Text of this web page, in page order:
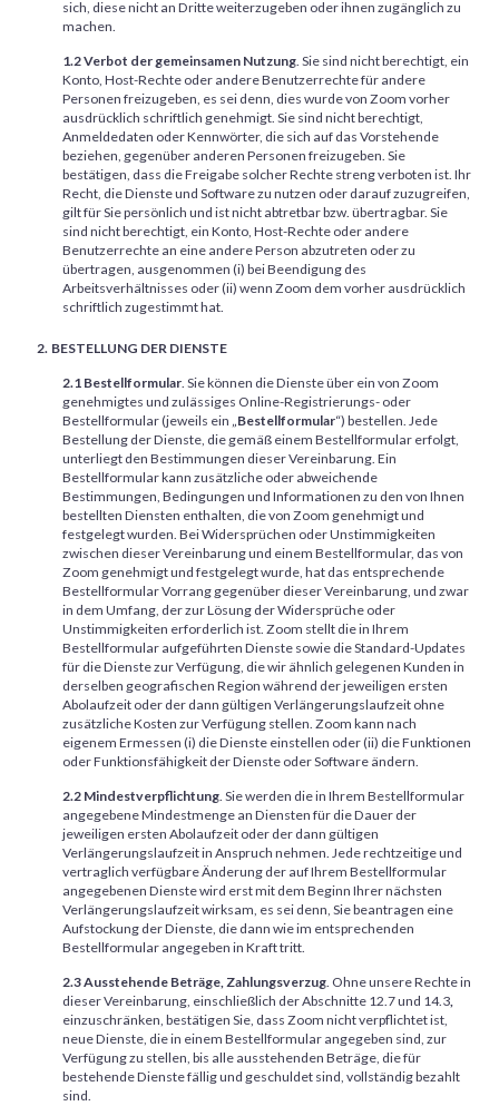
sich, diese nicht an Dritte weiterzugeben oder ihnen zugänglich zu
machen.
1.2 Verbot der gemeinsamen Nutzung. Sie sind nicht berechtigt, ein
Konto, Host-Rechte oder andere Benutzerrechte für andere
Personen freizugeben, es sei denn, dies wurde von Zoom vorher
ausdrücklich schriftlich genehmigt. Sie sind nicht berechtigt,
Anmeldedaten oder Kennwörter, die sich auf das Vorstehende
beziehen, gegenüber anderen Personen freizugeben. Sie
bestätigen, dass die Freigabe solcher Rechte streng verboten ist. Ihr
Recht, die Dienste und Software zu nutzen oder darauf zuzugreifen,
gilt für Sie persönlich und ist nicht abtretbar bzw. übertragbar. Sie
sind nicht berechtigt, ein Konto, Host-Rechte oder andere
Benutzerrechte an eine andere Person abzutreten oder zu
übertragen, ausgenommen (i) bei Beendigung des
Arbeitsverhältnisses oder (ii) wenn Zoom dem vorher ausdrücklich
schriftlich zugestimmt hat.
BESTELLUNG DER DIENSTE
2.1 Bestellformular. Sie können die Dienste über ein von Zoom
genehmigtes und zulässiges Online-Registrierungs- oder
Bestellformular (jeweils ein „Bestellformular“) bestellen. Jede
Bestellung der Dienste, die gemäß einem Bestellformular erfolgt,
unterliegt den Bestimmungen dieser Vereinbarung. Ein
Bestellformular kann zusätzliche oder abweichende
Bestimmungen, Bedingungen und Informationen zu den von Ihnen
bestellten Diensten enthalten, die von Zoom genehmigt und
festgelegt wurden. Bei Widersprüchen oder Unstimmigkeiten
zwischen dieser Vereinbarung und einem Bestellformular, das von
Zoom genehmigt und festgelegt wurde, hat das entsprechende
Bestellformular Vorrang gegenüber dieser Vereinbarung, und zwar
in dem Umfang, der zur Lösung der Widersprüche oder
Unstimmigkeiten erforderlich ist. Zoom stellt die in Ihrem
Bestellformular aufgeführten Dienste sowie die Standard-Updates
für die Dienste zur Verfügung, die wir ähnlich gelegenen Kunden in
derselben geografischen Region während der jeweiligen ersten
Abolaufzeit oder der dann gültigen Verlängerungslaufzeit ohne
zusätzliche Kosten zur Verfügung stellen. Zoom kann nach
eigenem Ermessen (i) die Dienste einstellen oder (ii) die Funktionen
oder Funktionsfähigkeit der Dienste oder Software ändern.
2.2 Mindestverpflichtung. Sie werden die in Ihrem Bestellformular
angegebene Mindestmenge an Diensten für die Dauer der
jeweiligen ersten Abolaufzeit oder der dann gültigen
Verlängerungslaufzeit in Anspruch nehmen. Jede rechtzeitige und
vertraglich verfügbare Änderung der auf Ihrem Bestellformular
angegebenen Dienste wird erst mit dem Beginn Ihrer nächsten
Verlängerungslaufzeit wirksam, es sei denn, Sie beantragen eine
Aufstockung der Dienste, die dann wie im entsprechenden
Bestellformular angegeben in Kraft tritt.
2.3 Ausstehende Beträge, Zahlungsverzug. Ohne unsere Rechte in
dieser Vereinbarung, einschließlich der Abschnitte 12.7 und 14.3,
einzuschränken, bestätigen Sie, dass Zoom nicht verpflichtet ist,
neue Dienste, die in einem Bestellformular angegeben sind, zur
Verfügung zu stellen, bis alle ausstehenden Beträge, die für
bestehende Dienste fällig und geschuldet sind, vollständig bezahlt
sind.